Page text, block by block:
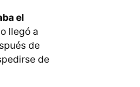
el
llegó a
de
de